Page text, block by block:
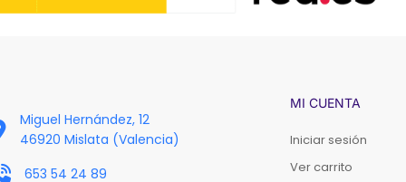
Miguel Hernández, 12
46920 Mislata (Valencia)
653 54 24 89
MI CUENTA
Iniciar sesión
Ver carrito